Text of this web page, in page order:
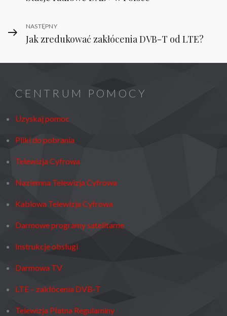
wpisu
Next
Post
NASTĘPNY
Jak zredukować zakłócenia DVB-T od LTE?
CENTRUM POMOCY
Uzyskaj pomoc
Pliki do pobrania
Telewizja Cyfrowa
Naziemna Telewizja Cyfrowa
Kablowa Telewizja Cyfrowa
Darmowe programy satelitarne
Instrukcje obsługi
Darmowa TV
LTE – zakłócenia DVB-T
Telewizja Płatna Regulaminy